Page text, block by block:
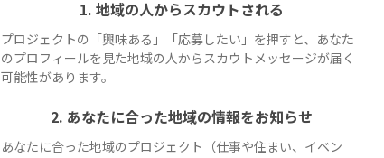
1. 地域の人からスカウトされる
プロジェクトの「興味ある」「応募したい」を押すと、あなた
のプロフィールを見た地域の人からスカウトメッセージが届く
可能性があります。
2. あなたに合った地域の情報をお知らせ
あなたに合った地域のプロジェクト（仕事や住まい、イベン